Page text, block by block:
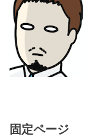
固定ページ